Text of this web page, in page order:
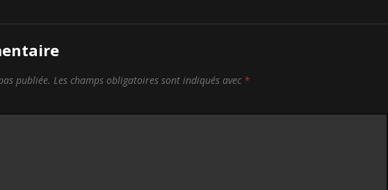
publiée. Les champs obligatoires sont indiqués avec *